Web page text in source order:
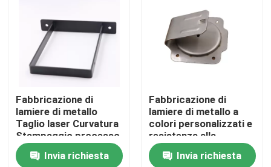
Controllo di qualità
Contattaci
Richiedere un preventivo
Parti di apparecchiature metalliche
Fabbricazione di
lamiere di metallo
Taglio laser Curvatura
Stampaggio processo
Disegno
personalizzato
Invia richiesta
Fabbricazione di
lamiere di metallo a
colori personalizzati e
resistenza alla
corrosione del
processo su misura
Invia richiesta